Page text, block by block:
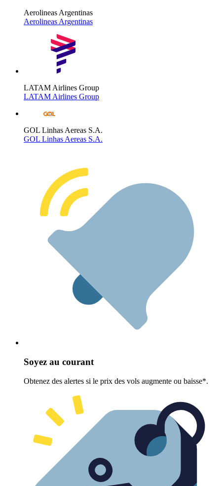
Aerolineas Argentinas
Aerolineas Argentinas
LATAM Airlines Group
LATAM Airlines Group
GOL Linhas Aereas S.A.
GOL Linhas Aereas S.A.
Soyez au courant
Obtenez des alertes si le prix des vols augmente ou baisse*.